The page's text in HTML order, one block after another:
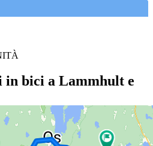
bici a Lammhult e